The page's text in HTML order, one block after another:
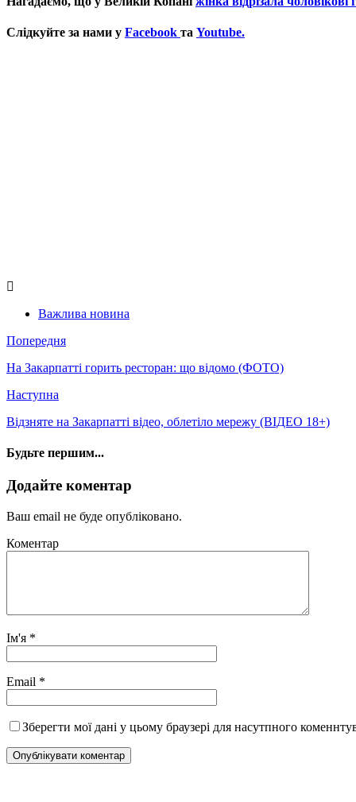
Слідкуйте за нами у Facebook та Youtube.
Важлива новина
Попередня
На Закарпатті горить ресторан: що відомо (ФОТО)
Наступна
Відзняте на Закарпатті відео, облетіло мережу (ВІДЕО 18+)
Будьте першим...
Додайте коментар
Ваш email не буде опубліковано.
Коментар
Ім'я *
Email *
Зберегти мої дані у цьому браузері для насутпного